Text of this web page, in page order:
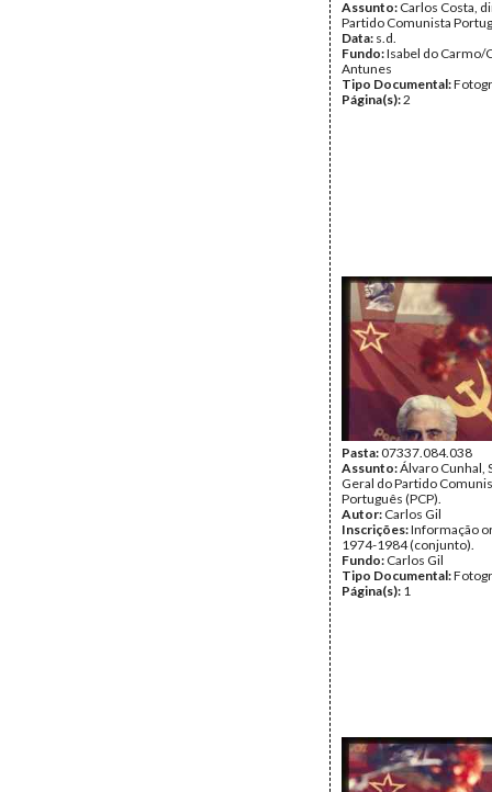
Assunto: Carlos Costa,
Partido Comunista
Data: s.d.
Fundo:Isabel do Carmo/
Antunes
Tipo Documental:
Página(s):2
Pasta:07337.084.038
Assunto:Álvaro Cunhal,
Geral do Partido
Português (PCP).
Autor: Carlos Gil
Inscrições:Informação
1974-1984 (conjunto).
Fundo: Carlos Gil
Tipo Documental:
Página(s): 1